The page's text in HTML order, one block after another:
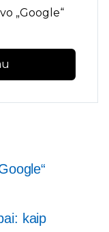
„Google“
kaip